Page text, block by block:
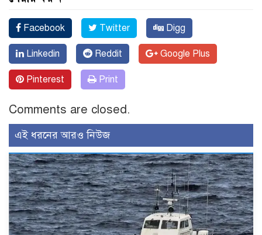
Facebook Twitter Digg
Linkedin Reddit Google Plus
Pinterest Print
Comments are closed.
এই ধরনের আরও নিউজ